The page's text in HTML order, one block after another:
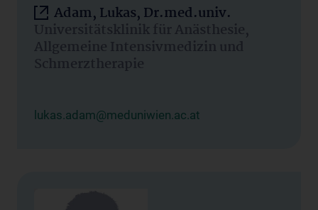
Adam, Lukas, Dr.med.univ.
Universitätsklinik für Anästhesie,
Allgemeine Intensivmedizin und
Schmerztherapie
lukas.adam@meduniwien.ac.at